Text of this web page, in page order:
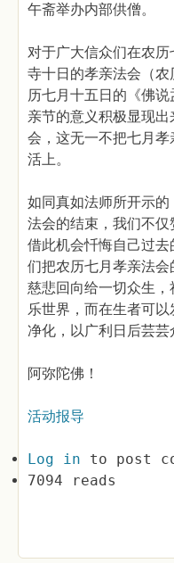
午斋举办内部供僧。
对于广大信众们在农
寺十日的孝亲法会（
历七月十五日的《佛
亲节的意义积极显现
会，这无一不把七月
活上。
如同真如法师所开示
法会的结束，我们不
借此机会忏悔自己过
们把农历七月孝亲法会
慈悲回向给一切众生
乐世界，而在生者可
净化，以广利日后芸芸
阿弥陀佛！
活动报导
Log in to post
7094 reads